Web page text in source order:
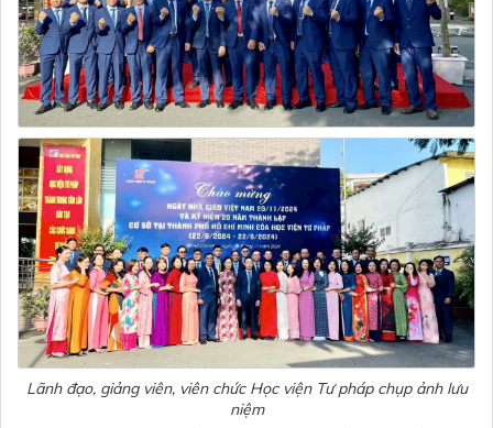
Lãnh đạo, giảng viên, viên chức Học viện Tư pháp chụp ảnh lưu
niệm